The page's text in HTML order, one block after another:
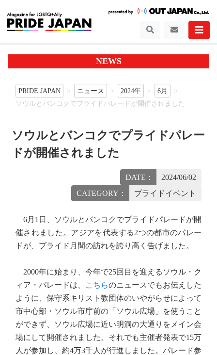
NEWS
PRIDE JAPAN ニュース 2024年
6月
ソウルとバンコクでプライドパレードが開催されました
ソウルとバンコクでプライドパレー
ドが開催されました
DATE：
2024/06/02
CATEGORY：
プライドイベント
6月1日、ソウルとバンコクでプライドパレードが開
催されました。アジアを代表する2つの都市のパレー
ドが、プライド月間の訪れを誇り高く告げました。
2000年に始まり、今年で25回目を迎えるソウル・ク
ィア・パレードは、
こちらのニュースでもお伝えした
ように、保守系キリスト教団体のいやがらせによって
市中心部・ソウル市庁前の「ソウル広場」を使うこと
ができず、ソウル広場に近い明洞の大通りをメイン会
場にして開催されました。それでも主催者発表で15万
人が参加し、約4万3千人が行進しました。パレード参